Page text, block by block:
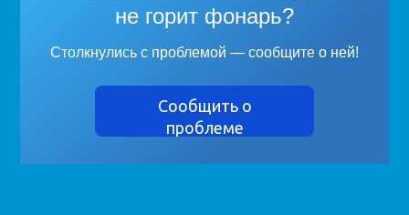
не горит фонарь?
Столкнулись с проблемой — сообщите о ней!
Сообщить о
проблеме